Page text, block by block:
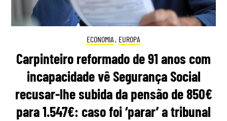
ECONOMIA , EUROPA
Carpinteiro reformado de 91 anos com
incapacidade vê Segurança Social
recusar-lhe subida da pensão de 850€
para 1.547€: caso foi ‘parar’ a tribunal